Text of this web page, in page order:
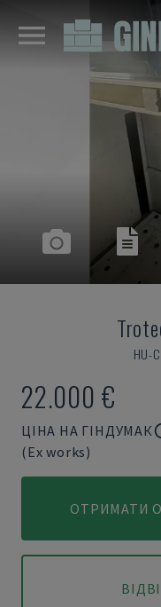
HU-
22.000 €
ЦІНА НА ГІНДУМАК
(Ex works)
ОТРИМАТИ